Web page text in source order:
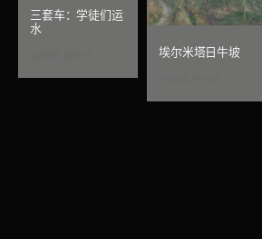
三套车：学徒们运
水
埃尔米塔日牛坡